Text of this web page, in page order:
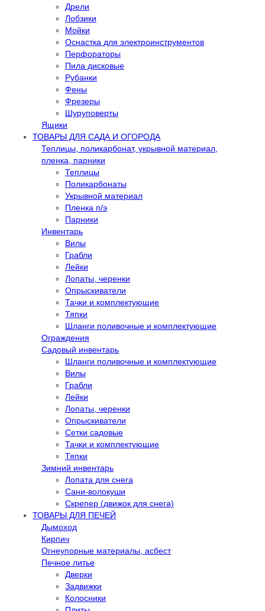
Дрели
Лобзики
Мойки
Оснастка для электроинструментов
Перфораторы
Пила дисковые
Рубанки
Фены
Фрезеры
Шуруповерты
Ящики
ТОВАРЫ ДЛЯ САДА И ОГОРОДА
Теплицы, поликарбонат, укрывной материал,
пленка, парники
Теплицы
Поликарбонаты
Укрывной материал
Пленка п/э
Парники
Инвентарь
Вилы
Грабли
Лейки
Лопаты, черенки
Опрыскиватели
Тачки и комплектующие
Тяпки
Шланги поливочные и комплектующие
Ограждения
Садовый инвентарь
Шланги поливочные и комплектующие
Вилы
Грабли
Лейки
Лопаты, черенки
Опрыскиватели
Сетки садовые
Тачки и комплектующие
Тяпки
Зимний инвентарь
Лопата для снега
Сани-волокуши
Скрепер (движок для снега)
ТОВАРЫ ДЛЯ ПЕЧЕЙ
Дымоход
Кирпич
Огнеупорные материалы, асбест
Печное литье
Дверки
Задвижки
Колосники